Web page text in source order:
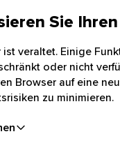
Sie
veraltet. Einige
oder nicht
Browser auf eine
zu minimieren.